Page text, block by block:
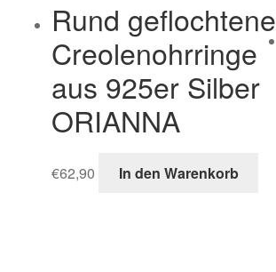
Rund geflochtene
Creolenohrringe
aus 925er Silber
ORIANNA
€62,90 In den Warenkorb